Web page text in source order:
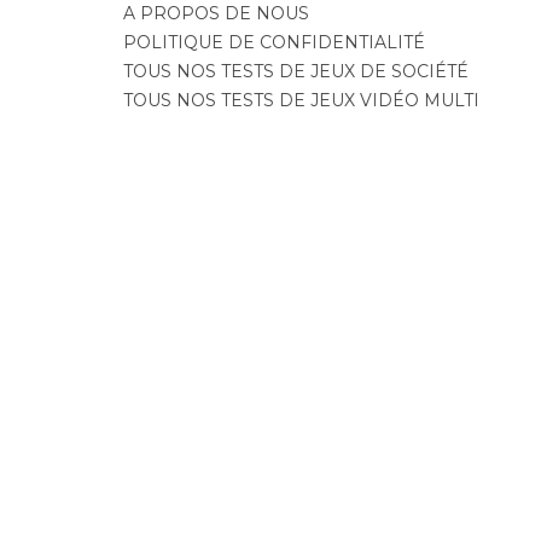
A PROPOS DE NOUS
POLITIQUE DE CONFIDENTIALITÉ
TOUS NOS TESTS DE JEUX DE SOCIÉTÉ
TOUS NOS TESTS DE JEUX VIDÉO MULTI